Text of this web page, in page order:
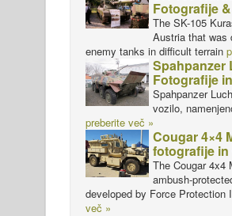
Fotografije
The SK-105
Austria that was
enemy tanks in difficult terrain
Spahpanzer
Fotografije
Spahpanzer
vozilo,
preberite več »
Cougar 4×4
fotografije in
The Cougar 4x4
ambush-
developed by Force Protection
več »